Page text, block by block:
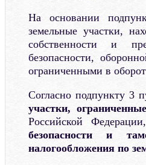
На основании
земельные участки,
собственности и
безопасности,
ограниченными в
Согласно подпункту 3
участки,
Российской
безопасности и
налогообложения по